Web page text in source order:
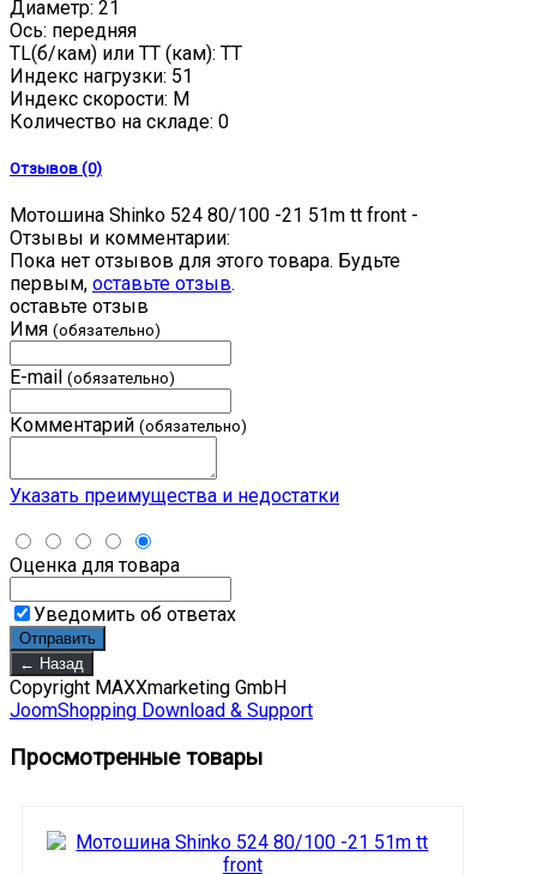
Диаметр: 21
Ось: передняя
TL(б/кам) или TT (кам): TT
Индекс нагрузки: 51
Индекс скорости: M
Количество на складе: 0
Отзывов (0)
Мотошина Shinko 524 80/100 -21 51m tt front -
Отзывы и комментарии:
Пока нет отзывов для этого товара. Будьте
первым, оставьте отзыв.
оставьте отзыв
Имя (обязательно)
E-mail (обязательно)
Комментарий (обязательно)
Указать преимущества и недостатки
Оценка для товара
Уведомить об ответах
Copyright MAXXmarketing GmbH
JoomShopping Download & Support
Просмотренные товары